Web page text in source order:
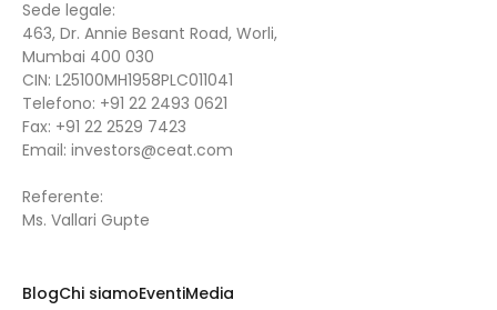
Sede legale:
463, Dr. Annie Besant Road, Worli,
Mumbai 400 030
CIN: L25100MH1958PLC011041
Telefono: +91 22 2493 0621
Fax: +91 22 2529 7423
Email: investors@ceat.com
Referente:
Ms. Vallari Gupte
BlogChi siamoEventiMedia